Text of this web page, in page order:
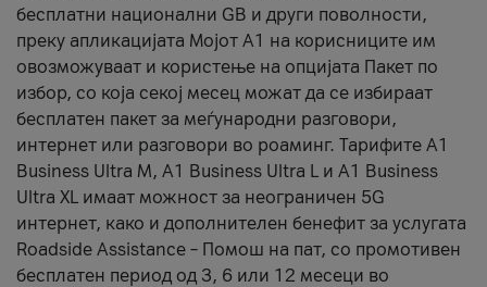
бесплатни национални GB и други поволности,
преку апликацијата Мојот А1 на корисниците им
овозможуваат и користење на опцијата Пакет по
избор, со која секој месец можат да се избираат
бесплатен пакет за меѓународни разговори,
интернет или разговори во роаминг. Тарифите A1
Business Ultra M, A1 Business Ultra L и A1 Business
Ultra XL имаат можност за неограничен 5G
интернет, како и дополнителен бенефит за услугата
Roadside Assistance – Помош на пат, со промотивен
бесплатен период од 3, 6 или 12 месеци во